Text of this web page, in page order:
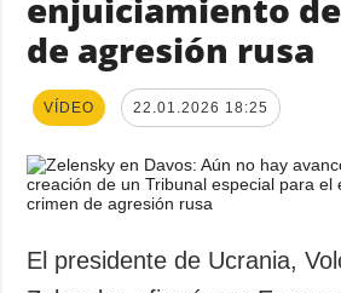
enjuiciamiento
de agresión rusa
VÍDEO 22.01.2026 18:25
El presidente de Ucrania,